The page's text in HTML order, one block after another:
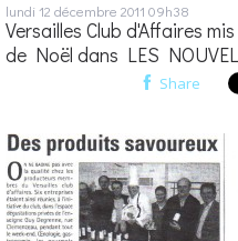
lundi 12 décembre 2011 09h38
Versailles Club d'Affaires
de Noël dans LES
Share